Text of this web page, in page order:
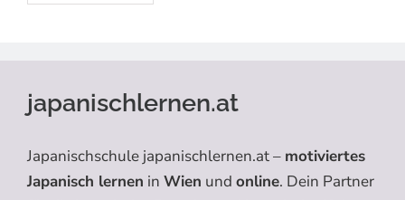
japanischlernen.at
Japanischschule japanischlernen.at – motiviertes
Japanisch lernen in Wien und online. Dein Partner